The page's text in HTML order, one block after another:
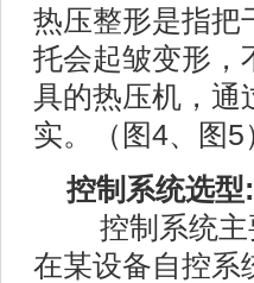
热压整形是指把
托会起皱变形，
具的热压机，通
实。（图4、图5
控制系统选型:
控制系统主
在某设备自控系